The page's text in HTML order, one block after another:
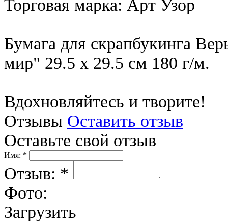
Торговая марка: Арт Узор
Бумага для скрапбукинга
мир" 29.5 х 29.5 см 180 г/м.
Вдохновляйтесь и творите!
Отзывы Оставить отзыв
Оставьте свой отзыв
Имя: *
Отзыв: *
Фото:
Загрузить